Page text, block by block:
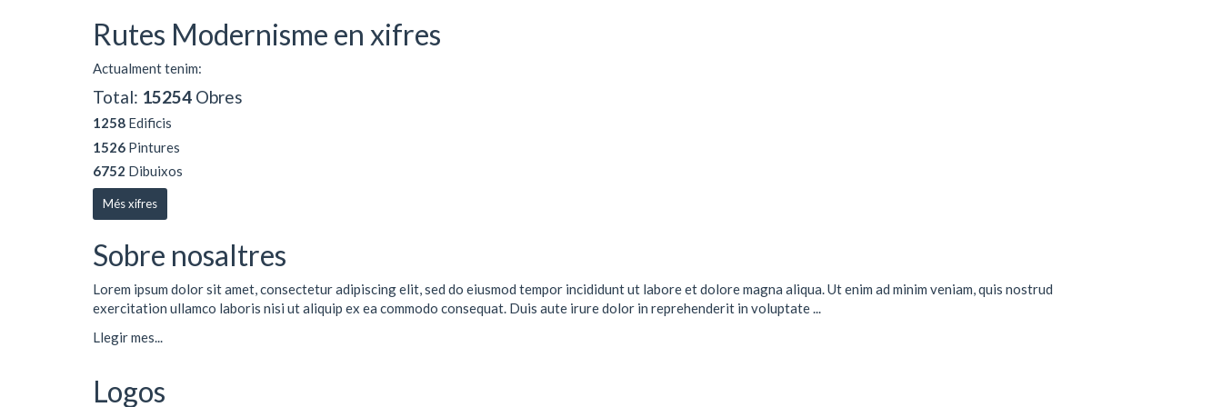
Rutes Modernisme en xifres
Actualment tenim:
Total: 15254 Obres
1258 Edificis
1526 Pintures
6752 Dibuixos
Més xifres
Sobre nosaltres
Lorem ipsum dolor sit amet, consectetur adipiscing elit, sed do eiusmod tempor incididunt ut labore et dolore magna aliqua. Ut enim ad minim veniam, quis nostrud
exercitation ullamco laboris nisi ut aliquip ex ea commodo consequat. Duis aute irure dolor in reprehenderit in voluptate ...
Llegir mes...
Logos